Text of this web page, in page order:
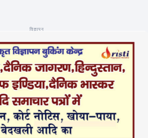
विज्ञापन